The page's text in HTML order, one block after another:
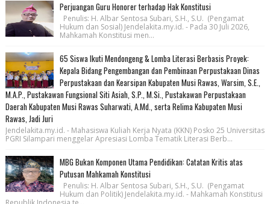
Perjuangan Guru Honorer terhadap Hak Konstitusi
Penulis: H. Albar Sentosa Subari, S.H., S.U. (Pengamat
Hukum dan Sosial) Jendelakita.my.id. - Pada 30 Juli 2026,
Mahkamah Konstitusi men...
65 Siswa Ikuti Mendongeng & Lomba Literasi Berbasis Proyek:
Kepala Bidang Pengembangan dan Pembinaan Perpustakaan Dinas
Perpustakaan dan Kearsipan Kabupaten Musi Rawas, Warsim, S.E.,
M.A.P., Pustakawan Fungsional Siti Asiah, S.P., M.Si., Pustakawan Perpustakaan
Daerah Kabupaten Musi Rawas Suharwati, A.Md., serta Relima Kabupaten Musi
Rawas, Jadi Juri
Jendelakita.my.id. - Mahasiswa Kuliah Kerja Nyata (KKN) Posko 25 Universitas
PGRI Silampari menggelar Apresiasi Lomba Tematik Literasi Berb...
MBG Bukan Komponen Utama Pendidikan: Catatan Kritis atas
Putusan Mahkamah Konstitusi
Penulis: H. Albar Sentosa Subari, S.H., S.U. (Pengamat
Hukum dan Politik) Jendelakita.my.id. - Mahkamah Konstitusi